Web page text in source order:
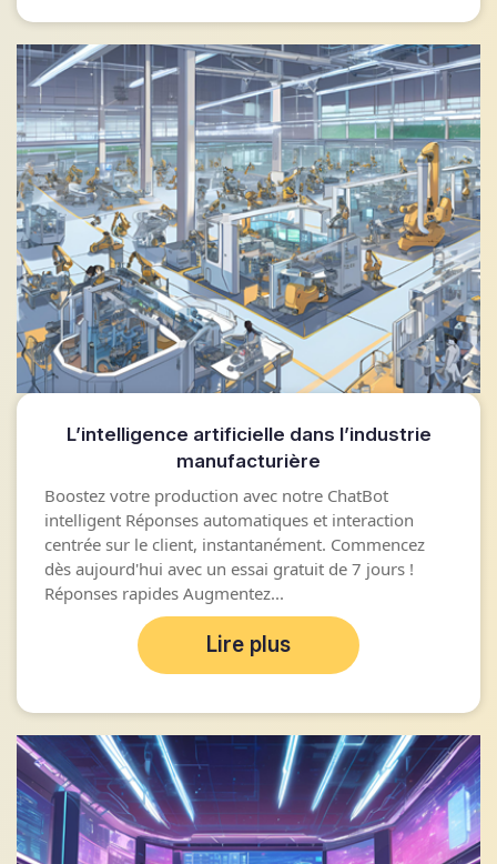
L’intelligence artificielle dans l’industrie
manufacturière
Boostez votre production avec notre ChatBot
intelligent Réponses automatiques et interaction
centrée sur le client, instantanément. Commencez
dès aujourd'hui avec un essai gratuit de 7 jours !
Réponses rapides Augmentez...
Lire plus